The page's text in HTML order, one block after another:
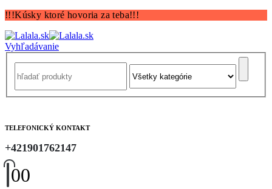
!!!Kúsky ktoré hovoria za teba!!!
Vyhľadávanie
TELEFONICKÝ KONTAKT
+421901762147
00